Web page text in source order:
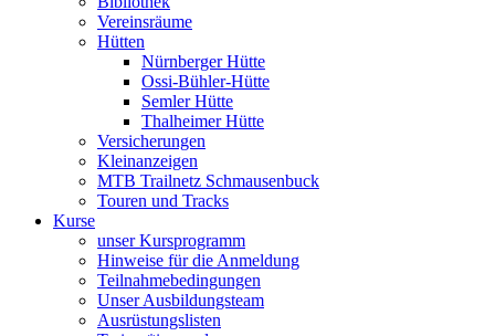
Vereinsräume
Hütten
Nürnberger Hütte
Ossi-Bühler-Hütte
Semler Hütte
Thalheimer Hütte
Versicherungen
Kleinanzeigen
MTB Trailnetz Schmausenbuck
Touren und Tracks
Kurse
unser Kursprogramm
Hinweise für die Anmeldung
Teilnahmebedingungen
Unser Ausbildungsteam
Ausrüstungslisten